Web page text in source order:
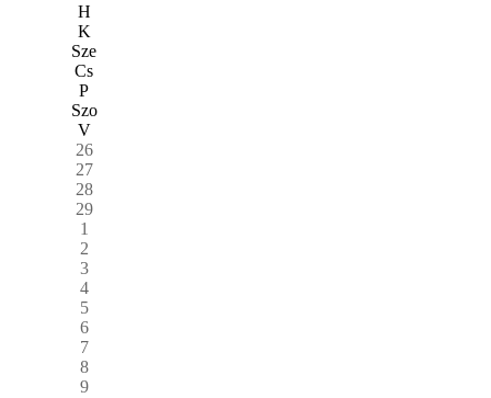
H
K
Sze
Cs
P
Szo
V
26
27
28
29
1
2
3
4
5
6
7
8
9